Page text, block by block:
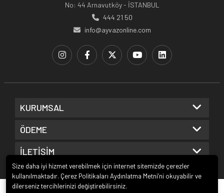
No: 44 Arnavutköy - İSTANBUL
444 21 50
info@ayvazonline.com
KURUMSAL
ÖDEME
İLETİŞİM
Size daha iyi hizmet verebilmek için internet sitemizde çerezler
kullanılmaktadır. Çerez Politikaları Aydınlatma Metni’ni okuyabilir ve
dilerseniz tercihlerinizi değiştirebilirsiniz.